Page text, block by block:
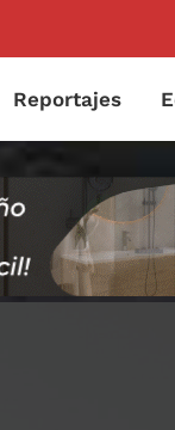
Reportajes